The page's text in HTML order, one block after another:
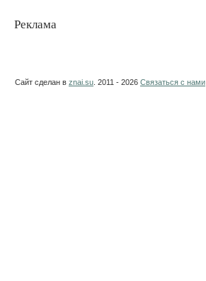
Реклама
Сайт сделан в znai.su . 2011 - 2026 Связаться с нами